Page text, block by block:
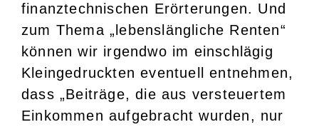
finanztechnischen Erörterungen. Und
zum Thema „lebenslängliche Renten“
können wir irgendwo im einschlägig
Kleingedruckten eventuell entnehmen,
dass „Beiträge, die aus versteuertem
Einkommen aufgebracht wurden, nur